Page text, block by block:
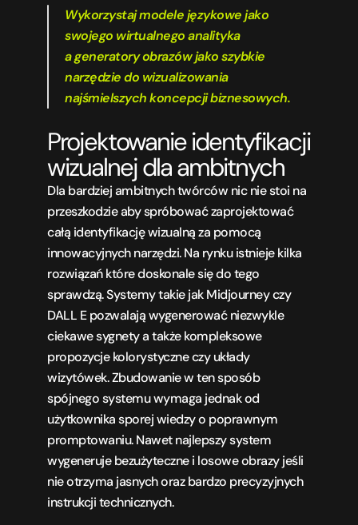
Wykorzystaj modele językowe jako
swojego wirtualnego analityka
a generatory obrazów jako szybkie
narzędzie do wizualizowania
najśmielszych koncepcji biznesowych.
Projektowanie identyfikacji
wizualnej dla ambitnych
Dla bardziej ambitnych twórców nic nie stoi na
przeszkodzie aby spróbować zaprojektować
całą identyfikację wizualną za pomocą
innowacyjnych narzędzi. Na rynku istnieje kilka
rozwiązań które doskonale się do tego
sprawdzą. Systemy takie jak Midjourney czy
DALL E pozwalają wygenerować niezwykle
ciekawe sygnety a także kompleksowe
propozycje kolorystyczne czy układy
wizytówek. Zbudowanie w ten sposób
spójnego systemu wymaga jednak od
użytkownika sporej wiedzy o poprawnym
promptowaniu. Nawet najlepszy system
wygeneruje bezużyteczne i losowe obrazy jeśli
nie otrzyma jasnych oraz bardzo precyzyjnych
instrukcji technicznych.